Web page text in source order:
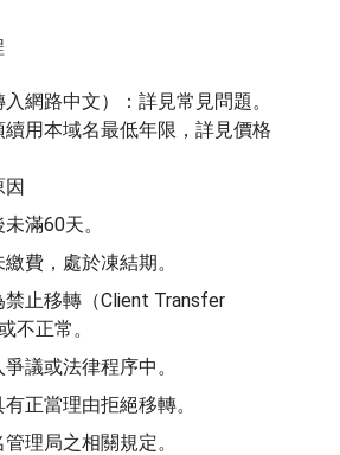
網路中文）：詳見常見問題。
用本域名最低年限，詳見價格
因
滿60天。
費，處於凍結期。
禁止移轉（Client Transfer
不正常。
議或法律程序中。
正當理由拒絕移轉。
理局之相關規定。